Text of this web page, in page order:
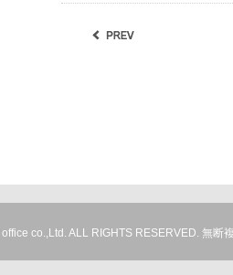
co.,Ltd. ALL RIGHTS RESERVED. 無断